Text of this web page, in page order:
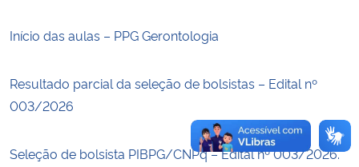
Secretaria de Governo
Banco Central do Brasil
Início das aulas – PPG Gerontologia
Resultado parcial da seleção de bolsistas – Edital nº
003/2026
Seleção de bolsista PIBPG/CNPq – Edital nº 003/2026.